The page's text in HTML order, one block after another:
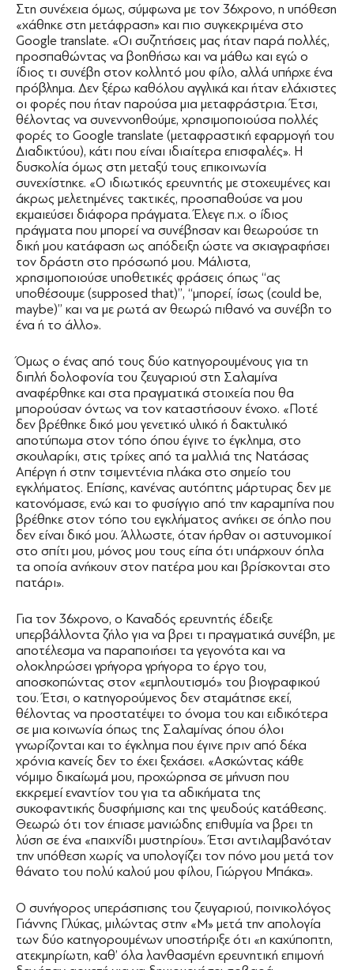
Στη συνέχεια όμως, σύμφωνα με τον 36χρονο, η υπόθεση
«χάθηκε στη μετάφραση» και πιο συγκεκριμένα στο
Google translate. «Οι συζητήσεις μας ήταν παρά πολλές,
προσπαθώντας να βοηθήσω και να μάθω και εγώ ο
ίδιος τι συνέβη στον κολλητό μου φίλο, αλλά υπήρχε ένα
πρόβλημα. ∆εν ξέρω καθόλου αγγλικά και ήταν ελάχιστες
οι φορές που ήταν παρούσα μια μεταφράστρια. Έτσι,
θέλοντας να συνεννοηθούμε, χρησιμοποιούσα πολλές
φορές το Google translate (μεταφραστική εφαρμογή του
∆ιαδικτύου), κάτι που είναι ιδιαίτερα επισφαλές». Η
δυσκολία όμως στη μεταξύ τους επικοινωνία
συνεχίστηκε. «Ο ιδιωτικός ερευνητής με στοχευμένες και
άκρως μελετημένες τακτικές, προσπαθούσε να μου
εκμαιεύσει διάφορα πράγματα. Έλεγε π.χ. ο ίδιος
πράγματα που μπορεί να συνέβησαν και θεωρούσε τη
δική μου κατάφαση ως απόδειξη ώστε να σκιαγραφήσει
τον δράστη στο πρόσωπό μου. Μάλιστα,
χρησιμοποιούσε υποθετικές φράσεις όπως ‘‘ας
υποθέσουμε (supposed that)’’, ‘‘μπορεί, ίσως (could be,
maybe)’’ και να με ρωτά αν θεωρώ πιθανό να συνέβη το
ένα ή το άλλο».
Όμως ο ένας από τους δύο κατηγορουμένους για τη
διπλή δολοφονία του ζευγαριού στη Σαλαμίνα
αναφέρθηκε και στα πραγματικά στοιχεία που θα
μπορούσαν όντως να τον καταστήσουν ένοχο. «Ποτέ
δεν βρέθηκε δικό μου γενετικό υλικό ή δακτυλικό
αποτύπωμα στον τόπο όπου έγινε το έγκλημα, στο
σκουλαρίκι, στις τρίχες από τα μαλλιά της Νατάσας
Απέργη ή στην τσιμεντένια πλάκα στο σημείο του
εγκλήματος. Επίσης, κανένας αυτόπτης μάρτυρας δεν με
κατονόμασε, ενώ και το φυσίγγιο από την καραμπίνα που
βρέθηκε στον τόπο του εγκλήματος ανήκει σε όπλο που
δεν είναι δικό μου. Άλλωστε, όταν ήρθαν οι αστυνομικοί
στο σπίτι μου, μόνος μου τους είπα ότι υπάρχουν όπλα
τα οποία ανήκουν στον πατέρα μου και βρίσκονται στο
πατάρι».
Για τον 36χρονο, ο Καναδός ερευνητής έδειξε
υπερβάλλοντα ζήλο για να βρει τι πραγματικά συνέβη, με
αποτέλεσμα να παραποιήσει τα γεγονότα και να
ολοκληρώσει γρήγορα γρήγορα το έργο του,
αποσκοπώντας στον «εμπλουτισμό» του βιογραφικού
του. Έτσι, ο κατηγορούμενος δεν σταμάτησε εκεί,
θέλοντας να προστατέψει το όνομα του και ειδικότερα
σε μια κοινωνία όπως της Σαλαμίνας όπου όλοι
γνωρίζονται και το έγκλημα που έγινε πριν από δέκα
χρόνια κανείς δεν το έχει ξεχάσει. «Ασκώντας κάθε
νόμιμο δικαίωμά μου, προχώρησα σε μήνυση που
εκκρεμεί εναντίον του για τα αδικήματα της
συκοφαντικής δυσφήμισης και της ψευδούς κατάθεσης.
Θεωρώ ότι τον έπιασε μανιώδης επιθυμία να βρει τη
λύση σε ένα «παιχνίδι μυστηρίου». Έτσι αντιλαμβανόταν
την υπόθεση χωρίς να υπολογίζει τον πόνο μου μετά τον
θάνατο του πολύ καλού μου φίλου, Γιώργου Μπάκα».
Ο συνήγορος υπεράσπισης του ζευγαριού, ποινικολόγος
Γιάννης Γλύκας, μιλώντας στην «Μ» μετά την απολογία
των δύο κατηγορουμένων υποστήριξε ότι «η καχύποπτη,
ατεκμηρίωτη, καθ’ όλα λανθασμένη ερευνητική επιμονή